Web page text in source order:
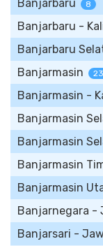
Banjarbaru 8
Banjarbaru -
Banjarbaru
Banjarmasin 23
Banjarmasin -
Banjarmasin
Banjarmasin
Banjarmasin
Banjarmasin
Banjarnegara -
Banjarsari -